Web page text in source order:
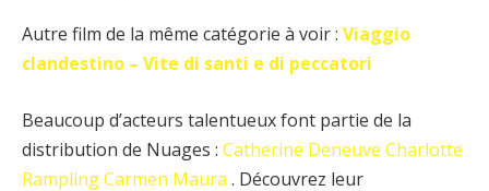
Autre film de la même catégorie à voir : Viaggio
clandestino – Vite di santi e di peccatori
Beaucoup d’acteurs talentueux font partie de la
distribution de Nuages : Catherine Deneuve Charlotte
RamplingCarmen Maura . Découvrez leur